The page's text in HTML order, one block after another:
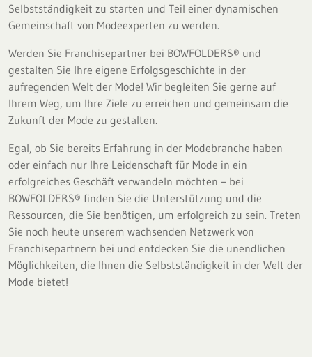
Selbstständigkeit zu starten und Teil einer dynamischen
Gemeinschaft von Modeexperten zu werden.
Werden Sie Franchisepartner bei BOWFOLDERS® und
gestalten Sie Ihre eigene Erfolgsgeschichte in der
aufregenden Welt der Mode! Wir begleiten Sie gerne auf
Ihrem Weg, um Ihre Ziele zu erreichen und gemeinsam die
Zukunft der Mode zu gestalten.
Egal, ob Sie bereits Erfahrung in der Modebranche haben
oder einfach nur Ihre Leidenschaft für Mode in ein
erfolgreiches Geschäft verwandeln möchten – bei
BOWFOLDERS® finden Sie die Unterstützung und die
Ressourcen, die Sie benötigen, um erfolgreich zu sein. Treten
Sie noch heute unserem wachsenden Netzwerk von
Franchisepartnern bei und entdecken Sie die unendlichen
Möglichkeiten, die Ihnen die Selbstständigkeit in der Welt der
Mode bietet!